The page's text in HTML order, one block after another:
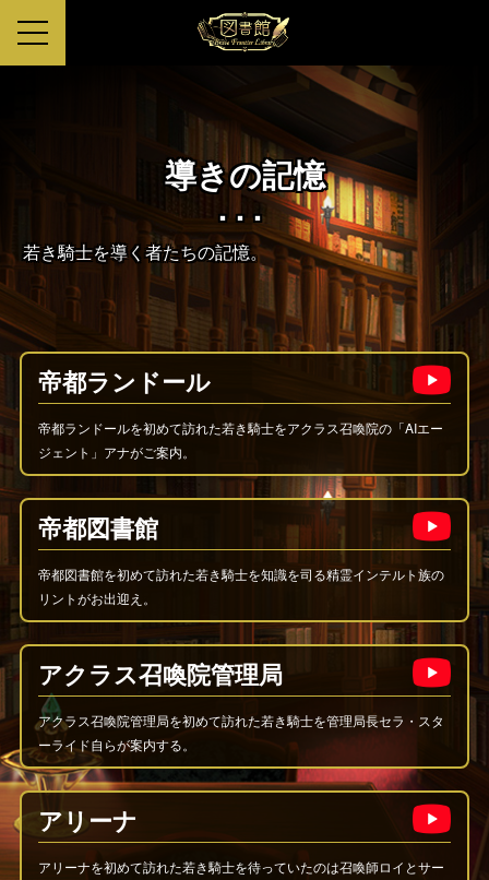
導きの記憶
若き騎士を導く者たちの記憶。
帝都ランドール
帝都ランドールを初めて訪れた若き騎士をアクラス召喚院の「AIエー
ジェント」アナがご案内。
帝都図書館
帝都図書館を初めて訪れた若き騎士を知識を司る精霊インテルト族の
リントがお出迎え。
アクラス召喚院管理局
アクラス召喚院管理局を初めて訪れた若き騎士を管理局長セラ・スタ
ーライド自らが案内する。
アリーナ
アリーナを初めて訪れた若き騎士を待っていたのは召喚師ロイとサー